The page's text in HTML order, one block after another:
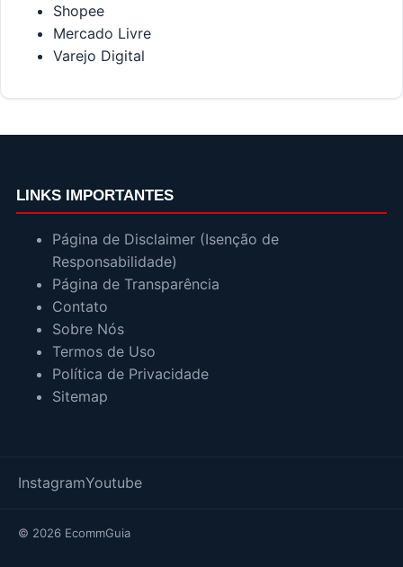
Shopee
Mercado Livre
Varejo Digital
LINKS IMPORTANTES
Página de Disclaimer (Isenção de
Responsabilidade)
Página de Transparência
Contato
Sobre Nós
Termos de Uso
Política de Privacidade
Sitemap
InstagramYoutube
© 2026 EcommGuia